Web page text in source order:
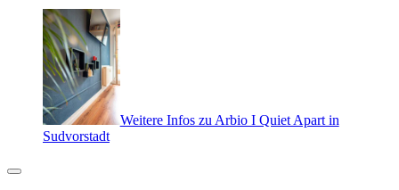
Weitere Infos zu Arbio I Quiet Apart in
Sudvorstadt